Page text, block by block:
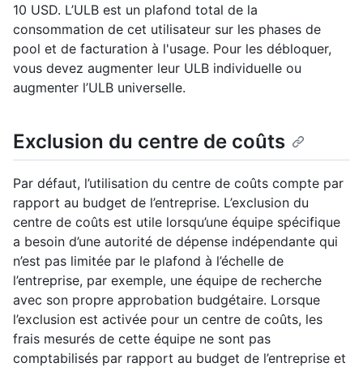
10 USD. L’ULB est un plafond total de la
consommation de cet utilisateur sur les phases de
pool et de facturation à l'usage. Pour les débloquer,
vous devez augmenter leur ULB individuelle ou
augmenter l’ULB universelle.
Exclusion du centre de coûts
Par défaut, l’utilisation du centre de coûts compte par
rapport au budget de l’entreprise. L’exclusion du
centre de coûts est utile lorsqu’une équipe spécifique
a besoin d’une autorité de dépense indépendante qui
n’est pas limitée par le plafond à l’échelle de
l’entreprise, par exemple, une équipe de recherche
avec son propre approbation budgétaire. Lorsque
l’exclusion est activée pour un centre de coûts, les
frais mesurés de cette équipe ne sont pas
comptabilisés par rapport au budget de l’entreprise et